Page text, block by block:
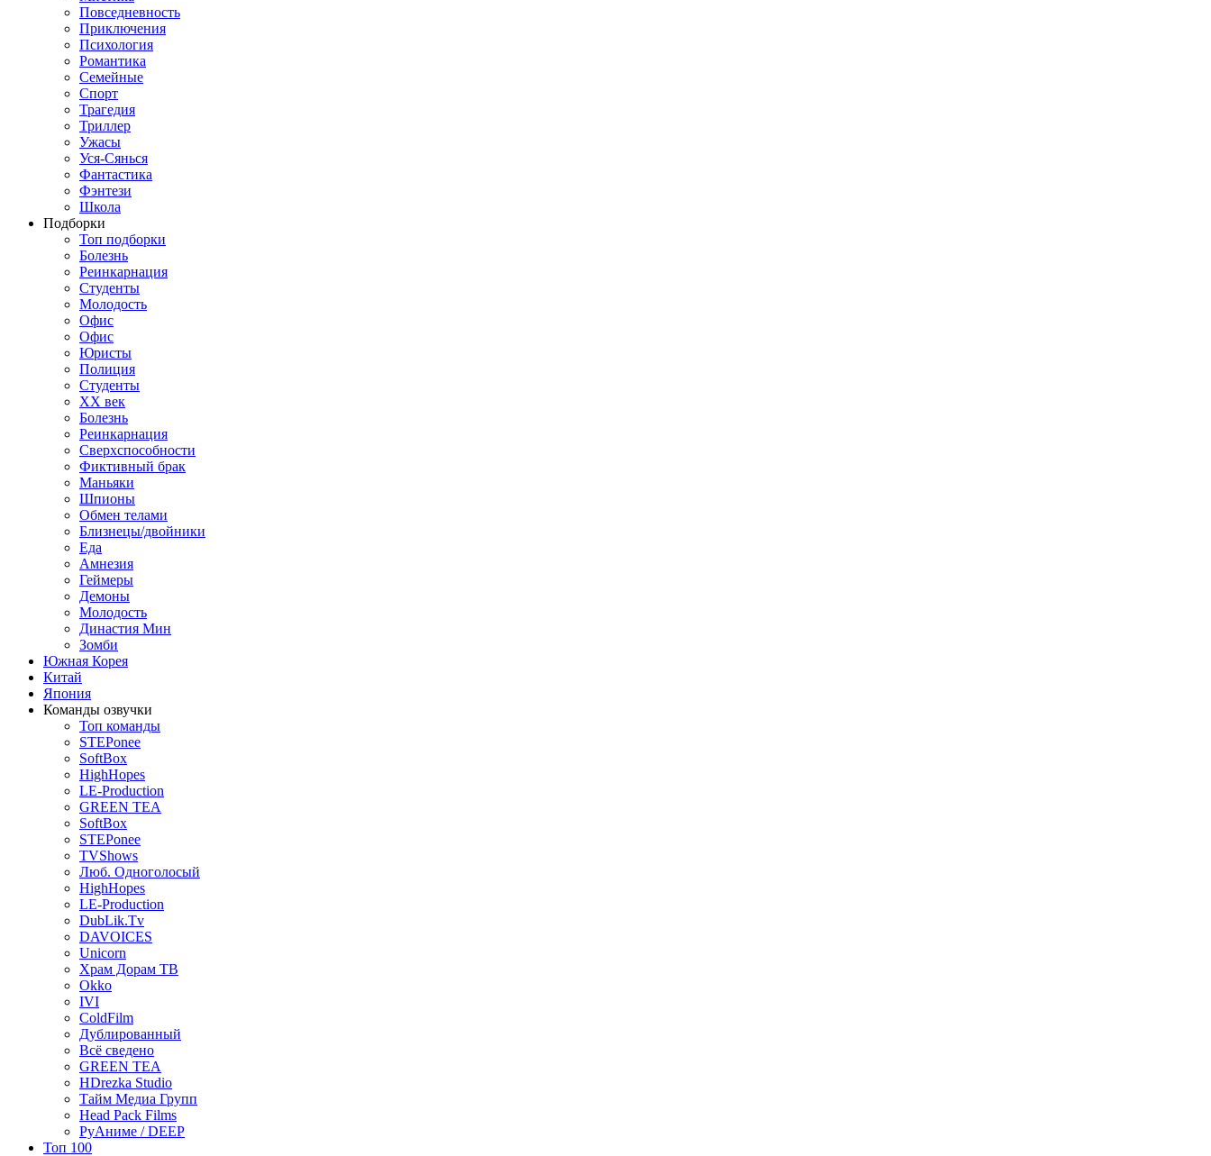
Повседневность
Приключения
Психология
Романтика
Семейные
Спорт
Трагедия
Триллер
Ужасы
Уся-Сянься
Фантастика
Фэнтези
Школа
Подборки
Топ подборки
Болезнь
Реинкарнация
Студенты
Молодость
Офис
Офис
Юристы
Полиция
Студенты
ХХ век
Болезнь
Реинкарнация
Сверхспособности
Фиктивный брак
Маньяки
Шпионы
Обмен телами
Близнецы/двойники
Еда
Амнезия
Геймеры
Демоны
Молодость
Династия Мин
Зомби
Южная Корея
Китай
Япония
Команды озвучки
Топ команды
STEPonee
SoftBox
HighHopes
LE-Production
GREEN TEA
SoftBox
STEPonee
TVShows
Люб. Одноголосый
HighHopes
LE-Production
DubLik.Tv
DAVOICES
Unicorn
Храм Дорам ТВ
Okko
IVI
ColdFilm
Дублированный
Всё сведено
GREEN TEA
HDrezka Studio
Тайм Медиа Групп
Head Pack Films
РуАниме / DEEP
Топ 100